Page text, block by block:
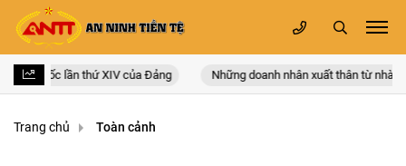
quốc lần thứ XIV của Đảng Những doanh nhân xuất thân từ nhà giáo
Trang chủ Toàn cảnh